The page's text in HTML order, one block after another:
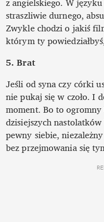
straszliwie durnego,
Zwykle chodzi o jakiś
którym ty
5. Brat
Jeśli od syna czy córki
nie pukaj się w czoło. I
moment. Bo to
dzisiejszych
pewny siebie,
bez przejmowania się